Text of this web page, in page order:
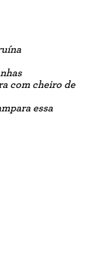
com cheiro de
essa